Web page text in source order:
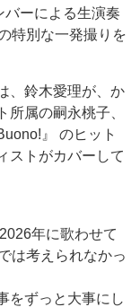
ーによる生演奏
特別な一発撮りを
、鈴木愛理が、か
属の嗣永桃子、
』 のヒット
ストがカバーして
年に歌わせて
は考えられなかっ
をずっと大事にし